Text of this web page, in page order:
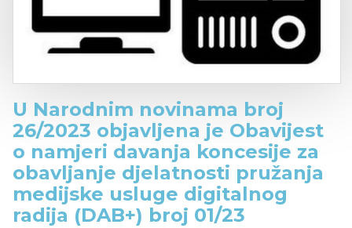
U Narodnim novinama broj
26/2023 objavljena je Obavijest
o namjeri davanja koncesije za
obavljanje djelatnosti pružanja
medijske usluge digitalnog
radija (DAB+) broj 01/23